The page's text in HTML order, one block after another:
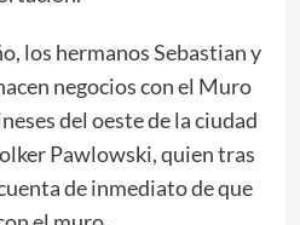
los hermanos Sebastian y
negocios con el Muro
del oeste de la ciudad
Pawlowski, quien tras
de inmediato de que